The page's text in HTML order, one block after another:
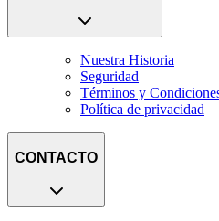
Nuestra Historia
Seguridad
Términos y
Política de privacidad
CONTACTO